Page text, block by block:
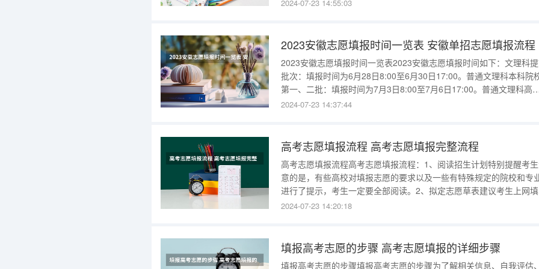
2024-07-23 14:55:03
2023安徽志愿填报时间一览表 安徽单招志愿填报流程
2023安徽志愿填报时间一览表2023安徽志愿填报时间如下：文理科
批次：填报时间为6月28日8:00至6月30日17:00。普通文理科本科院
第一、二批：填报时间为7月3日8:00至7月6日17:00。普通文理科高
（专科）院校批：填报时间为7月8日800至7月10日17:00。高考填志愿
2024-07-23 14:37:44
高考志愿填报流程 高考志愿填报完整流程
高考志愿填报流程高考志愿填报流程：1、阅读招生计划特别提醒考
意的是，有些高校对填报志愿的要求以及一些有特殊规定的院校和专
进行了提示，考生一定要全部阅读。2、拟定志愿草表建议考生上网
志愿前，先将选报的志愿填写到志愿草表上，再按志愿草表上的内容上
2024-07-23 14:20:18
填报高考志愿的步骤 高考志愿填报的详细步骤
填报高考志愿的步骤填报高考志愿的步骤为了解相关信息、自我评估、